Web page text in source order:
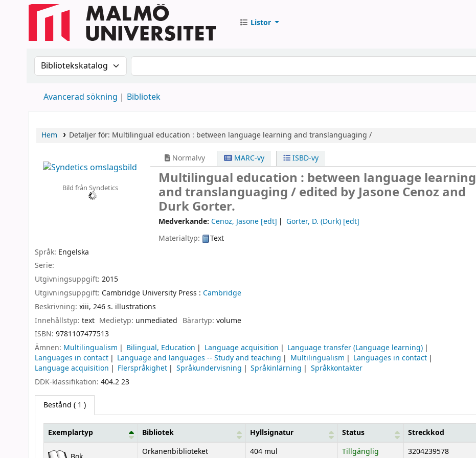
Listor
Sök i katalogen efter:Sök i katalogen
Avancerad sökning Bibliotek
Hem Detaljer för: Multilingual education : between language learning and translanguaging /
Bild från Syndetics
Normalvy MARC-vy ISBD-vy
Multilingual education : between language learning
and translanguaging /edited by Jasone Cenoz and
Durk Gorter.
Medverkande:Cenoz, Jasone [edt] Gorter, D. (Durk)[edt]
Materialtyp:
Text
Språk: Engelska
Serie:
Utgivningsuppgift: 2015
Utgivningsuppgift: Cambridge University Press : Cambridge
Beskrivning: xiii, 246 s. illustrations
Innehållstyp: text Medietyp: unmediated Bärartyp: volume
ISBN: 9781107477513
Ämnen: Multilingualism Bilingual, Education Language acquisition
Language transfer (Language learning)
Languages in contact
Language and languages -- Study and teaching Multilingualism
Languages in contact
Language acquisition
Flerspråkighet Språkundervisning Språkinlärning
Språkkontakter
DDK-klassifikation: 404.2 23
Bestånd ( 1 )
Bestånd
Exemplartyp Bibliotek Hyllsignatur Status Streckkod
Orkanenbiblioteket 404 mul Tillgänglig 3204239578